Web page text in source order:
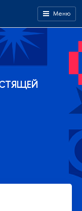
Меню